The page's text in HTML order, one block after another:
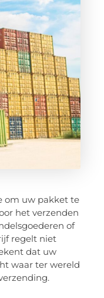
om uw pakket te
het verzenden
of
regelt niet
dat uw
waar ter wereld